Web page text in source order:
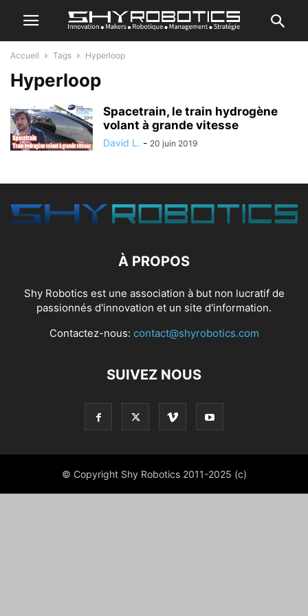
Accueil Tags Hyperloop
Hyperloop
Spacetrain, le train hydrogène
volant à grande vitesse
David L. - 20 juin 2019
À PROPOS
Shy Robotics est une association à but non lucratif de
passionnés d'innovation et un site d'information.
Contactez-nous: contact@shyrobotics.com
SUIVEZ NOUS
© Copyright Shy Robotics 2011-2025 (c)